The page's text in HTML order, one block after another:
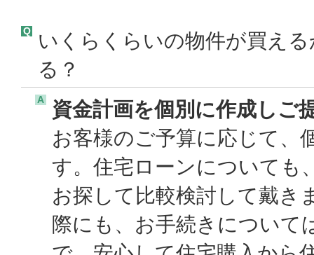
Q
いくらくらいの物件が買え
る？
A
資金計画を個別に作成しご
お客様のご予算に応じて、
す。住宅ローンについても
お探して比較検討して戴き
際にも、お手続きについて